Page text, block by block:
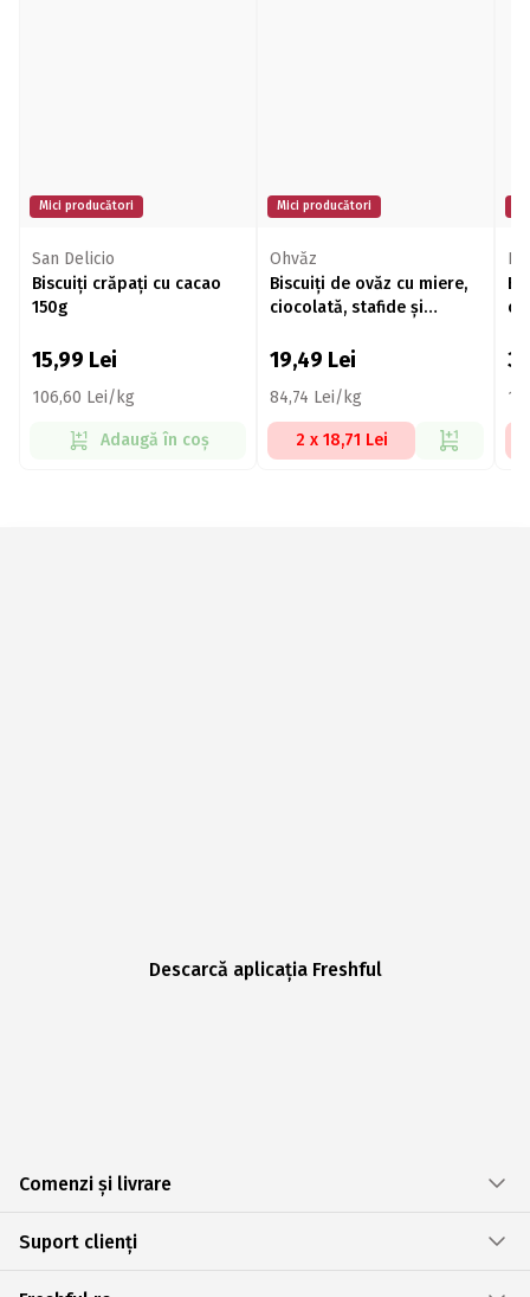
Mici producători
San Delicio
Biscuiți crăpați cu cacao
150g
15,99 Lei
106,60 Lei/kg
Adaugă în coș
Mici producători
Ohvăz
Biscuiți de ovăz cu miere,
ciocolată, stafide și
19,49 Lei
84,74 Lei/kg
2 x 18,71 Lei
Descarcă aplicația Freshful
Comenzi și livrare
Suport clienți